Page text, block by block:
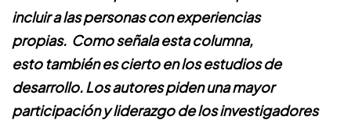
incluir a las personas con experiencias
propias. Como señala esta columna,
esto también es cierto en los estudios de
desarrollo. Los autores piden una mayor
participación y liderazgo de los investigadores